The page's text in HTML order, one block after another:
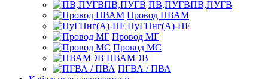
ПВ,ПУГВПВ,ПУГВ
Провод ПВАМ
ПуГПнг(A)-HF
Провод МГ
Провод МС
ПВАМЭВ
ПГВА / ПВА